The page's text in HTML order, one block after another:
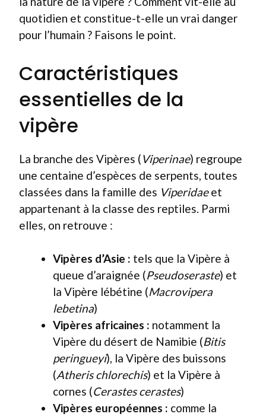
quotidien et constitue-t-elle un vrai danger
pour l’humain ? Faisons le point.
Caractéristiques
essentielles de la
vipère
La branche des Vipères (Viperinae) regroupe
une centaine d’espèces de serpents, toutes
classées dans la famille des Viperidaeet
appartenant à la classe des reptiles. Parmi
elles, on retrouve :
Vipères d’Asie : tels que la Vipère à
queue d’araignée (Pseudoseraste) et
la Vipère lébétine (Macrovipera
lebetina)
Vipères africaines : notamment la
Vipère du désert de Namibie (Bitis
peringueyi), la Vipère des buissons
(Atheris chlorechis) et la Vipère à
cornes (Cerastes cerastes)
Vipères européennes : comme la